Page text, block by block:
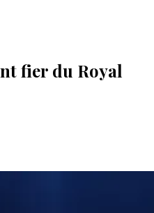
fier du Royal